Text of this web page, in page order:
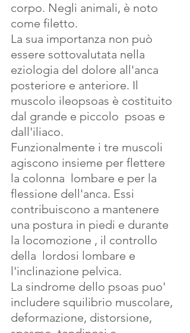
corpo. Negli animali, è noto
come filetto.
La sua importanza non può
essere sottovalutata nella
eziologia del dolore all'anca
posteriore e anteriore. Il
muscolo ileopsoas è costituito
dal grande e piccolo  psoas e
dall'iliaco.
Funzionalmente i tre muscoli
agiscono insieme per flettere
la colonna  lombare e per la
flessione dell'anca. Essi
contribuiscono a mantenere
una postura in piedi e durante
la locomozione , il controllo
della  lordosi lombare e
l'inclinazione pelvica.
La sindrome dello psoas puo'
includere squilibrio muscolare,
deformazione, distorsione,